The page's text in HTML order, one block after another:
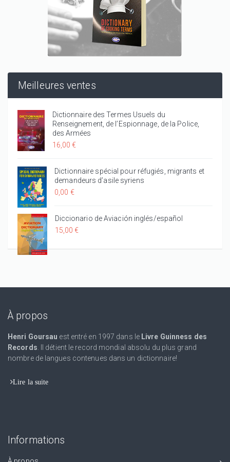
Meilleures ventes
Dictionnaire des Termes Usuels du
Renseignement, de l’Espionnage, de la Police,
des Armées
16,00 €
Dictionnaire spécial pour réfugiés, migrants et
demandeurs d’asile syriens
0,00 €
Diccionario de Aviación inglés/español
15,00 €
À propos
Henri Goursau est entré en 1997 dans le Livre Guinness des
Records . Il détient le record mondial absolu du plus grand
nombre de langues contenues dans un dictionnaire!
Lire la suite
Informations